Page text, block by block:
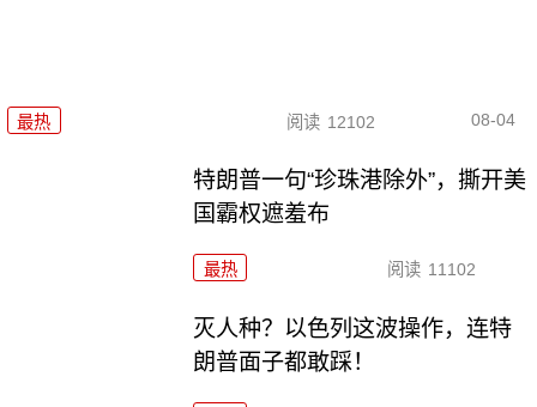
最热 阅读 12102 08-04
特朗普一句“珍珠港除外”，撕开美
国霸权遮羞布
最热 阅读 11102
灭人种？以色列这波操作，连特
朗普面子都敢踩！